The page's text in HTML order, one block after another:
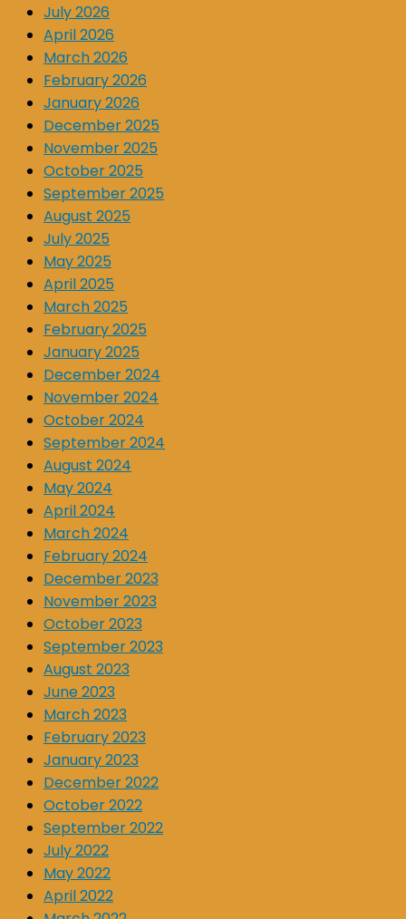
July 2026
April 2026
March 2026
February 2026
January 2026
December 2025
November 2025
October 2025
September 2025
August 2025
July 2025
May 2025
April 2025
March 2025
February 2025
January 2025
December 2024
November 2024
October 2024
September 2024
August 2024
May 2024
April 2024
March 2024
February 2024
December 2023
November 2023
October 2023
September 2023
August 2023
June 2023
March 2023
February 2023
January 2023
December 2022
October 2022
September 2022
July 2022
May 2022
April 2022